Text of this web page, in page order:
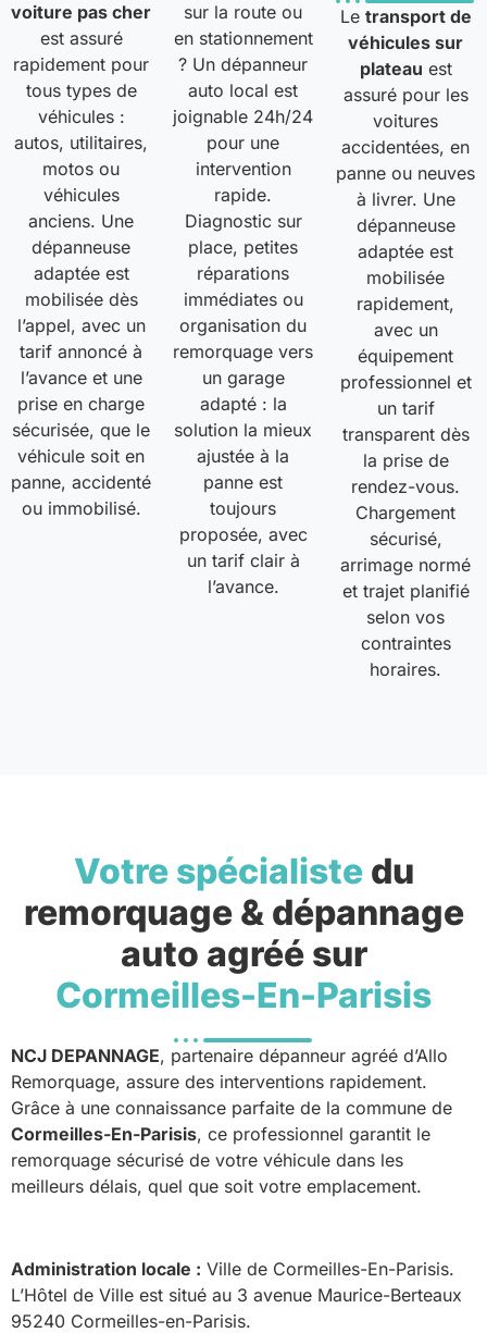
voiture pas cher
est assuré
rapidement pour
tous types de
véhicules :
autos, utilitaires,
motos ou
véhicules
anciens. Une
dépanneuse
adaptée est
mobilisée dès
l’appel, avec un
tarif annoncé à
l’avance et une
prise en charge
sécurisée, que le
véhicule soit en
panne, accidenté
ou immobilisé.
sur la route ou
en stationnement
? Un dépanneur
auto local est
joignable 24h/24
pour une
intervention
rapide.
Diagnostic sur
place, petites
réparations
immédiates ou
organisation du
remorquage vers
un garage
adapté : la
solution la mieux
ajustée à la
panne est
toujours
proposée, avec
un tarif clair à
l’avance.
Le transport de
véhicules sur
plateau est
assuré pour les
voitures
accidentées, en
panne ou neuves
à livrer. Une
dépanneuse
adaptée est
mobilisée
rapidement,
avec un
équipement
professionnel et
un tarif
transparent dès
la prise de
rendez-vous.
Chargement
sécurisé,
arrimage normé
et trajet planifié
selon vos
contraintes
horaires.
Votre spécialistedu
remorquage & dépannage
auto agréé sur
Cormeilles-En-Parisis
NCJ DEPANNAGE, partenaire dépanneur agréé d’Allo
Remorquage, assure des interventions rapidement.
Grâce à une connaissance parfaite de la commune de
Cormeilles-En-Parisis, ce professionnel garantit le
remorquage sécurisé de votre véhicule dans les
meilleurs délais, quel que soit votre emplacement.
Administration locale : Ville de Cormeilles-En-Parisis.
L’Hôtel de Ville est situé au 3 avenue Maurice-Berteaux
95240 Cormeilles-en-Parisis.